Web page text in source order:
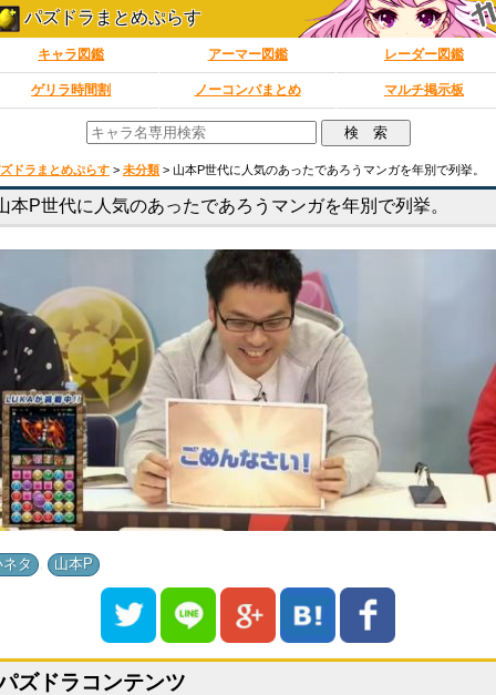
パズドラまとめぷらす
キャラ図鑑 アーマー図鑑 レーダー図鑑
ゲリラ時間割 ノーコンパまとめ マルチ掲示板
ドラまとめぷらす > 未分類 > 山本P世代に人気のあったであろうマンガを年別で列挙。
本P世代に人気のあったであろうマンガを年別で列挙。
ネタ 山本P
ズドラコンテンツ